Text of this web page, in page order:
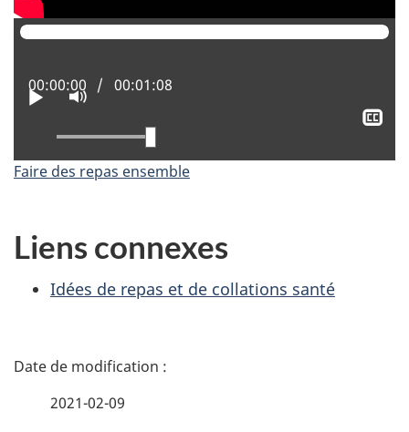
Lire
Activer
mode
Position actuelle :
00:00:00 Temps total :
00:01:08
Faire des repas ensemble
Liens connexes
Idées de repas et de collations santé
D
2021-02-09